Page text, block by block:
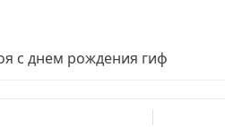
c днем рождения гиф